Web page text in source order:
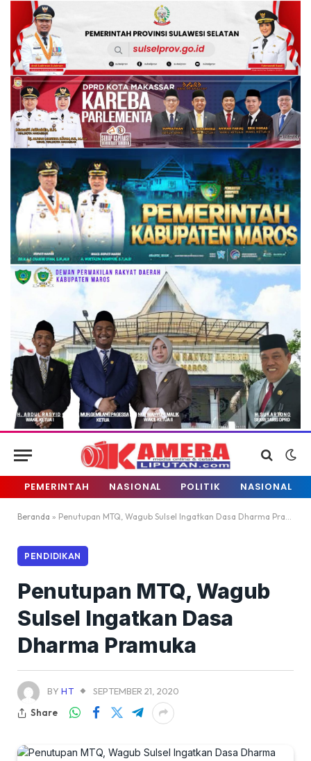
PEMERINTAH NASIONAL POLITIK NASIONAL
Beranda » Penutupan MTQ, Wagub Sulsel Ingatkan Dasa Dharma Pramuka
PENDIDIKAN
Penutupan MTQ, Wagub
Sulsel Ingatkan Dasa
Dharma Pramuka
BY HT
SEPTEMBER 21, 2020
Share